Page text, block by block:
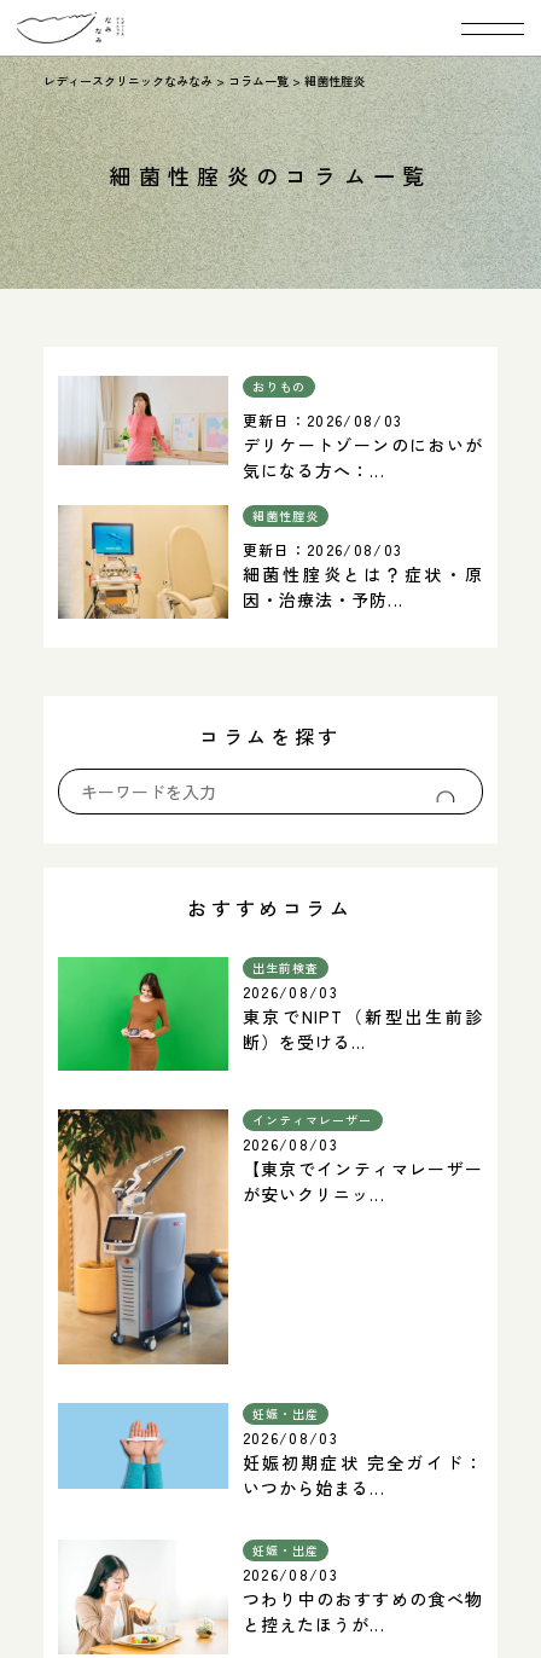
レディースクリニックなみなみ> コラム一覧>細菌性腟炎
細菌性腟炎のコラム一覧
おりもの
更新日： 2026/08/03
デリケートゾーンのにおいが
気になる方へ：...
細菌性腟炎
更新日： 2026/08/03
細菌性腟炎とは？症状・原
因・治療法・予防...
コラムを探す
おすすめコラム
出生前検査
2026/08/03
東京でNIPT（新型出生前診
断）を受ける...
インティマレーザー
2026/08/03
【東京でインティマレーザー
が安いクリニッ...
妊娠・出産
2026/08/03
妊娠初期症状 完全ガイド：
いつから始まる...
妊娠・出産
2026/08/03
つわり中のおすすめの食べ物
と控えたほうが...